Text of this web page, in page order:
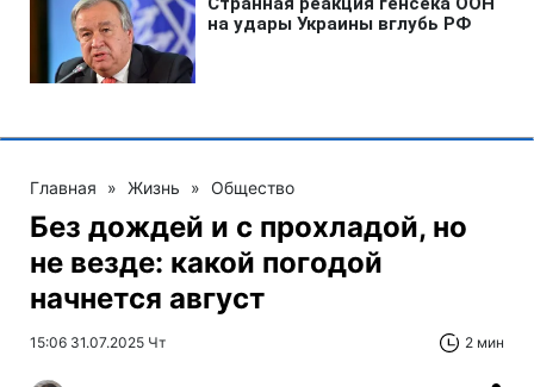
Главная » Жизнь » Общество
Без дождей и с прохладой, но
не везде: какой погодой
начнется август
15:06 31.07.2025 Чт 2 мин